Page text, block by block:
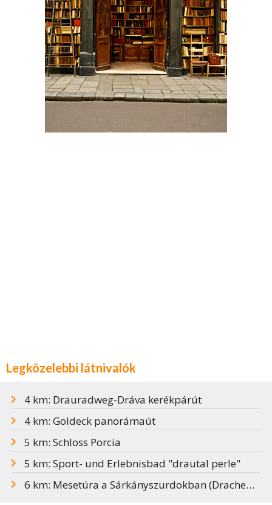
Legközelebbi látnivalók
4 km: Drauradweg-Dráva kerékpárút
4 km: Goldeck panorámaút
5 km: Schloss Porcia
5 km: Sport- und Erlebnisbad "drautal perle"
6 km: Mesetúra a Sárkányszurdokban (Drachenschlucht)